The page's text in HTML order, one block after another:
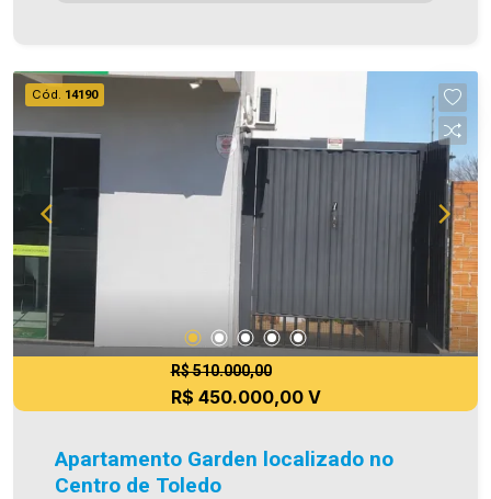
carteiras de imóveis administrados da cidade,
atuando com excelência tanto na locação quanto
na venda. Aproveite essa oportunidade, agende
As informações aqui prestadas são verdadeiras,
todavia, reservamo-nos o direito de corrigir
qualquer erro de digitação e/ou ortografia, bem
como alteração dos preços e imagens. Fotos
meramente ilustrativas
Cód. 14190
R$ 510.000,00
R$ 450.000,00 V
Apartamento Garden localizado no
Centro de Toledo